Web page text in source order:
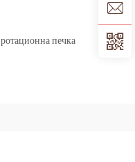
ротационна печка